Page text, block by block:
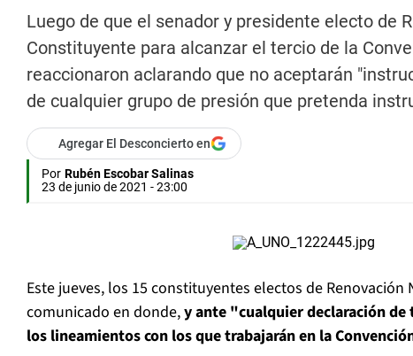
Luego de que el senador y presidente electo de
Constituyente para alcanzar el tercio de la
reaccionaron aclarando que no aceptarán
de cualquier grupo de presión que pretenda
Agregar El Desconcierto en
Por Rubén Escobar Salinas
23 de junio de 2021 - 23:00
Este jueves, los 15 constituyentes electos de
comunicado en donde,y ante "cualquier declaración
los lineamientos con los que trabajarán en la